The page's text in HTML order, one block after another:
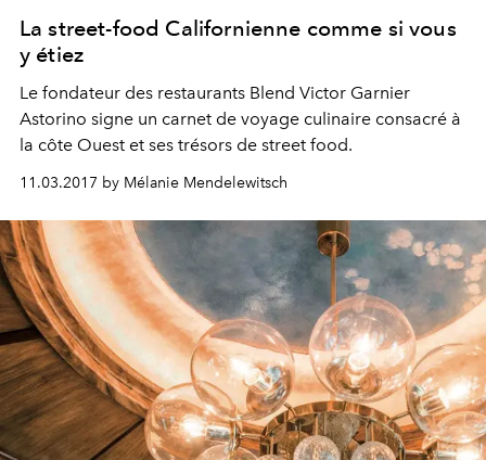
La street-food Californienne comme si vous
y étiez
Le fondateur des restaurants Blend Victor Garnier
Astorino signe un carnet de voyage culinaire consacré à
la côte Ouest et ses trésors de street food.
11.03.2017 by Mélanie Mendelewitsch